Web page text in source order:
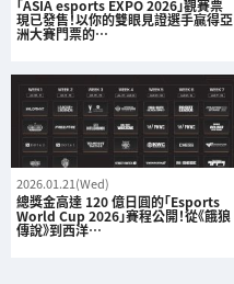
「ASIA esports EXPO 2026」觀賽票
現已發售！以你的雙眼見證選手贏得亞
洲大賽門票的…
2026.01.21(Wed)
總獎金高達 120 億日圓的「Esports
World Cup 2026」賽程公開！從《餓狼
傳說》到西洋…